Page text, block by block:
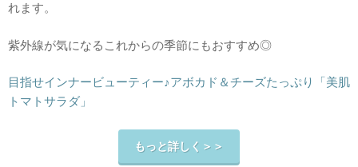
れます。
紫外線が気になるこれからの季節にもおすすめ◎
目指せインナービューティー♪アボカド＆チーズたっぷり「美肌
トマトサラダ」
もっと詳しく＞＞